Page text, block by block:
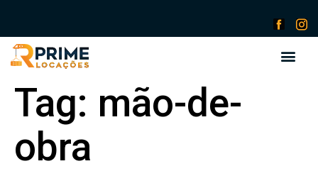
Tag: mão-de-
obra